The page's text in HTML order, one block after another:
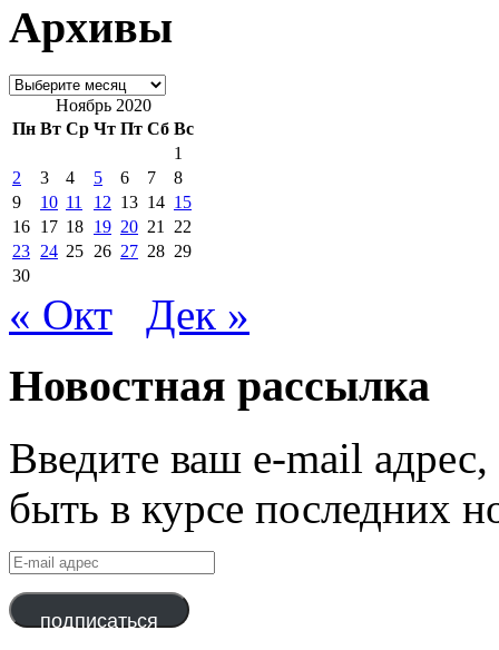
Архивы
Архивы
Ноябрь 2020
Пн Вт Ср Чт Пт Сб Вс
1
2
3 4 5 6 7
8
9
10 11 12 13 14 15
16 17 18 19 20 21
22
23 24 25 26 27 28 29
30
« Окт Дек »
Новостная рассылка
Введите ваш e-mail
быть в курсе последних
E-
mail
адрес
подписаться